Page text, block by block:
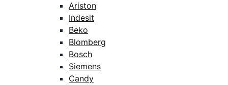
Ariston
Indesit
Beko
Blomberg
Bosch
Siemens
Candy